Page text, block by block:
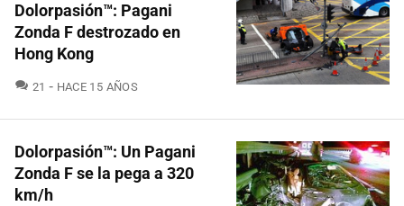
Dolorpasión™: Pagani
Zonda F destrozado en
Hong Kong
21 COMENTARIOS
HACE 15 AÑOS
Dolorpasión™: Un Pagani
Zonda F se la pega a 320
km/h